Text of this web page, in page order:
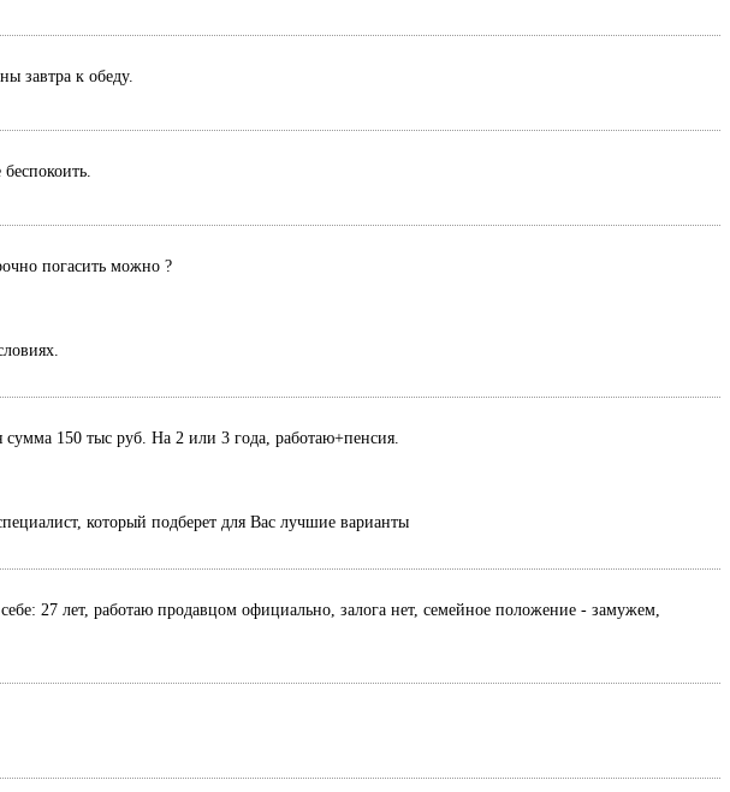
завтра к обеду.
погасить можно ?
150 тыс руб. На 2 или 3 года, работаю+пенсия.
который подберет для Вас лучшие варианты
27 лет, работаю продавцом официально, залога нет, семейное положение - замужем,